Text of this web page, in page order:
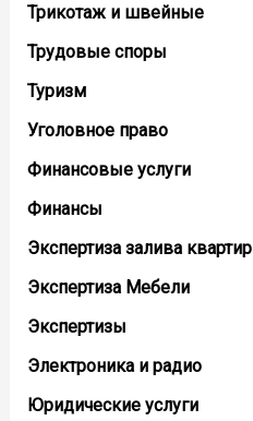
Трикотаж и швейные
Трудовые споры
Туризм
Уголовное право
Финансовые услуги
Финансы
Экспертиза залива
Экспертиза Мебели
Экспертизы
Электроника и радио
Юридические услуги